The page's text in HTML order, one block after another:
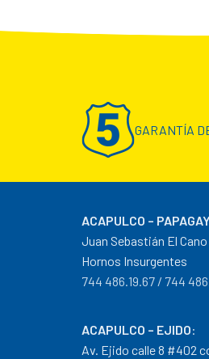
GARANTÍA
ACAPULCO –
Juan Sebastián El
Hornos Insurgentes
744 486.19.67 / 744
ACAPULCO – EJIDO:
Av. Ejido calle 8 #402